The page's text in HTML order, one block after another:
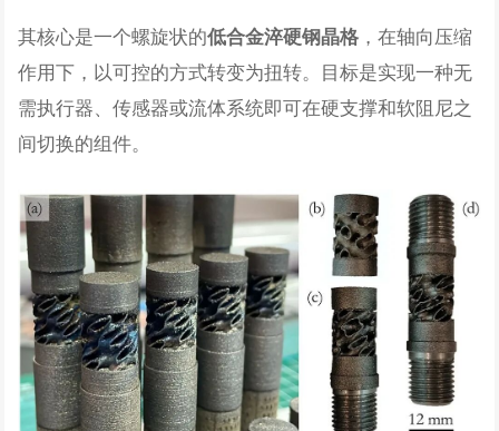
其核心是一个螺旋状的低合金淬硬钢晶格 ，在轴向压缩
作用下，以可控的方式转变为扭转。目标是实现一种无
需执行器、传感器或流体系统即可在硬支撑和软阻尼之
间切换的组件。